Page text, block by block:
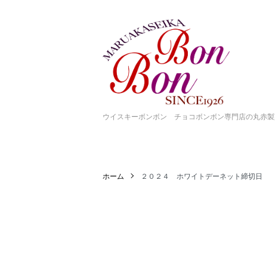
ウイスキーボンボン チョコボンボン専門店の丸赤
ホーム ２０２４ ホワイトデーネット締切日